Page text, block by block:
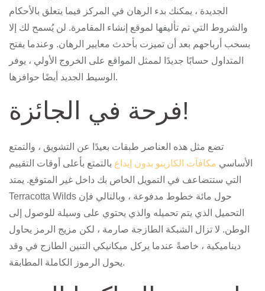
الجديدة ، يمكنك بدء الرهان في المركز فيما يتعلق بالأحكام
والشروط التي تم تأليفها لموقع إنشاء المقامرة. لن يُسمح لك إلا
بسحب أرباحهم بعد أن تميزت بأحدث معايير الرهان. وعندما يفتح
المتداول حسابًا جديدًا لممثل المواقع على الخروج الأولي ، يوفر
الوسيط الجديد أيضًا حوافزها.
فرحة في الجائزة!
تضع مثل هذه العناصر طبقات بعيدًا عن التشويق ، والتمتع
الأساسي مكافآت الكازينو بدون إيداع بالتمتع بأعلى أوقات التقييم
التي ستتضاعف في التمويل الخاص بك داخل غير المتوقع. يمتد
Terracotta Wilds حول مائة خطوط مدفوعة ، وبالتالي فإن
التحميل الذي يتم تحميله والذي يحتوي على وسيلة للوصول إلى
الوطن. لا تزال الشبكة الطازجة صارمة ، لكن مزيج الرمز يحاول
ديناميكية ، خاصةً عندما يركل ميكانيكي التنين الطازج في وقد
يحول الرموز الكاملة المطابقة.